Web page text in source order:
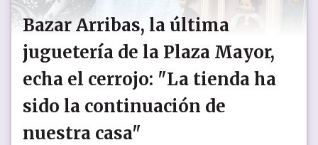
Bazar Arribas, la última
juguetería de la Plaza Mayor,
echa el cerrojo: "La tienda ha
sido la continuación de
nuestra casa"